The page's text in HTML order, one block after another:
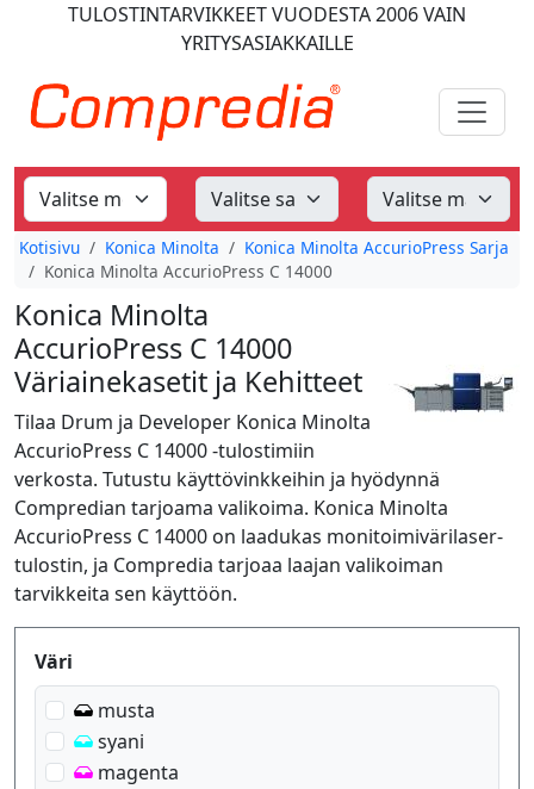
TULOSTINTARVIKKEETVUODESTA 2006VAIN
YRITYSASIAKKAILLE
Kotisivu Konica Minolta
Konica Minolta AccurioPress Sarja
Konica Minolta AccurioPress C 14000
Konica Minolta
AccurioPress C 14000
Väriainekasetit ja Kehitteet
Tilaa Drum ja Developer Konica Minolta
AccurioPress C 14000 -tulostimiin
verkosta. Tutustu käyttövinkkeihin ja hyödynnä
Compredian tarjoama valikoima. Konica Minolta
AccurioPress C 14000 on laadukas monitoimivärilaser-
tulostin, ja Compredia tarjoaa laajan valikoiman
tarvikkeita sen käyttöön.
Produktfilter
Väri
musta
syani
magenta